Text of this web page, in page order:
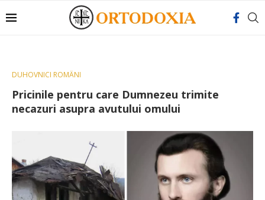
DUHOVNICI ROMÂNI
Pricinile pentru care Dumnezeu trimite
necazuri asupra avutului omului